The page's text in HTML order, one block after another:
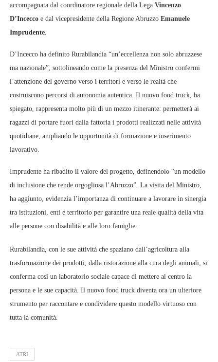
accompagnata dal coordinatore regionale della Lega Vincenzo
D’Incecco e dal vicepresidente della Regione Abruzzo Emanuele
Imprudente.
D’Incecco ha definito Rurabilandia “un’eccellenza non solo abruzzese
ma nazionale”, sottolineando come la presenza del Ministro confermi
l’attenzione del governo verso i territori e verso le realtà che
costruiscono percorsi di autonomia autentica. Il nuovo food truck, ha
spiegato, rappresenta molto più di un mezzo itinerante: permetterà ai
ragazzi di portare fuori dalla fattoria i prodotti realizzati nelle attività
quotidiane, ampliando le opportunità di formazione e inserimento
lavorativo.
Imprudente ha ribadito il valore del progetto, definendolo “un modello
di inclusione che rende orgogliosa l’Abruzzo”. La visita del Ministro,
ha aggiunto, evidenzia l’importanza di continuare a lavorare in sinergia
tra istituzioni, enti e territorio per garantire una reale qualità della vita
alle persone con disabilità e alle loro famiglie.
Rurabilandia, con le sue attività che spaziano dall’agricoltura alla
trasformazione dei prodotti, dalla ristorazione alla cura degli animali, si
conferma così un laboratorio sociale capace di mettere al centro la
persona e le sue capacità. Il nuovo food truck diventa ora un ulteriore
strumento per raccontare e condividere questo modello virtuoso con
tutta la comunità.
ATRI